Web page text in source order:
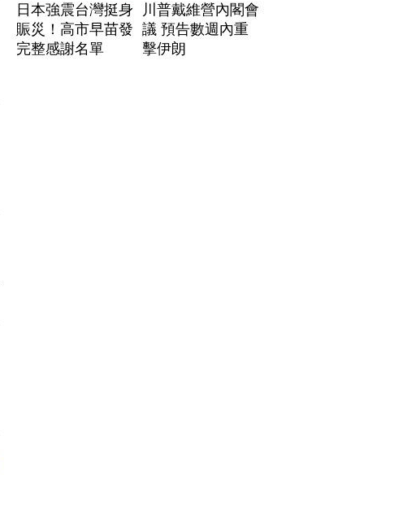
日本強震台灣挺身
賑災！高市早苗發
完整感謝名單
川普戴維營內閣會
議 預告數週內重
擊伊朗